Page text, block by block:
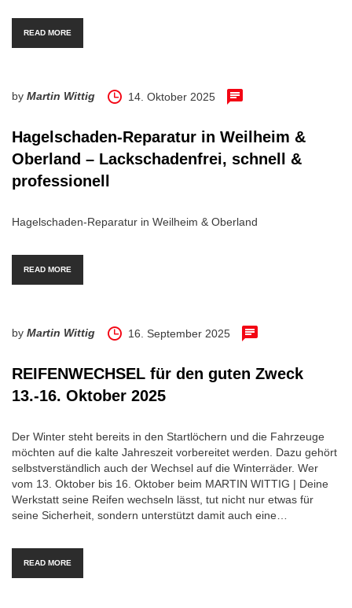
READ MORE
by Martin Wittig 14. Oktober 2025
Hagelschaden-Reparatur in Weilheim &
Oberland – Lackschadenfrei, schnell &
professionell
Hagelschaden-Reparatur in Weilheim & Oberland
READ MORE
by Martin Wittig 16. September 2025
REIFENWECHSEL für den guten Zweck
13.-16. Oktober 2025
Der Winter steht bereits in den Startlöchern und die Fahrzeuge
möchten auf die kalte Jahreszeit vorbereitet werden. Dazu gehört
selbstverständlich auch der Wechsel auf die Winterräder. Wer
vom 13. Oktober bis 16. Oktober beim MARTIN WITTIG | Deine
Werkstatt seine Reifen wechseln lässt, tut nicht nur etwas für
seine Sicherheit, sondern unterstützt damit auch eine…
READ MORE